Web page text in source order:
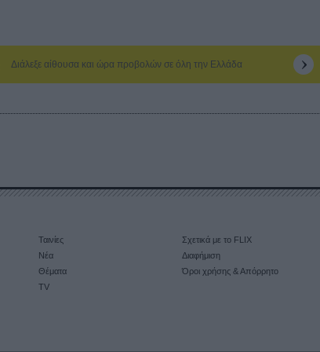
Διάλεξε αίθουσα και ώρα προβολών σε όλη την Ελλάδα
Ταινίες
Νέα
Θέματα
TV
Σχετικά με το FLIX
Διαφήμιση
Όροι χρήσης & Απόρρητο